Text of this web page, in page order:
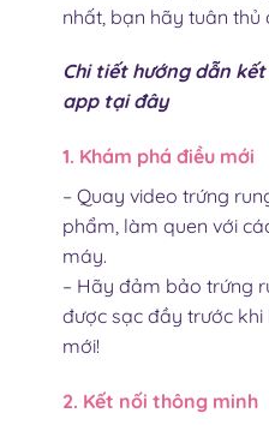
nhất, bạn hãy tuân thủ
Chi tiết hướng dẫn
app tại đây
1. Khám phá điều mới
– Quay video trứng
phẩm, làm quen với
máy.
– Hãy đảm bảo trứng
được sạc đầy trước
mới!
2. Kết nối thông minh